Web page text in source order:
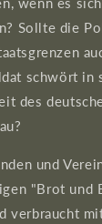
Sollte die
schwört in
des
und
"Brot und
verbraucht